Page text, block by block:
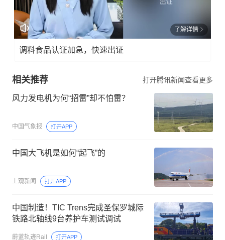
了解详情
调料食品认证加急，快速出证
相关推荐 打开腾讯新闻查看更多
风力发电机为何“招雷”却不怕雷？
中国气象报 打开APP
中国大飞机是如何“起飞”的
上观新闻 打开APP
中国制造！TIC Trens完成圣保罗城际
铁路北轴线9台养护车测试调试
蔚蓝轨迹Rail 打开APP